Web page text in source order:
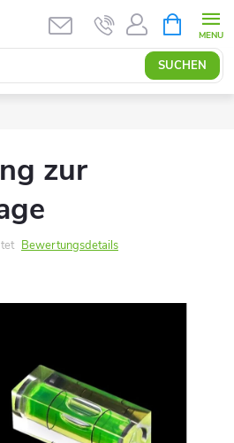
SUCHEN
zur
Bewertungsdetails